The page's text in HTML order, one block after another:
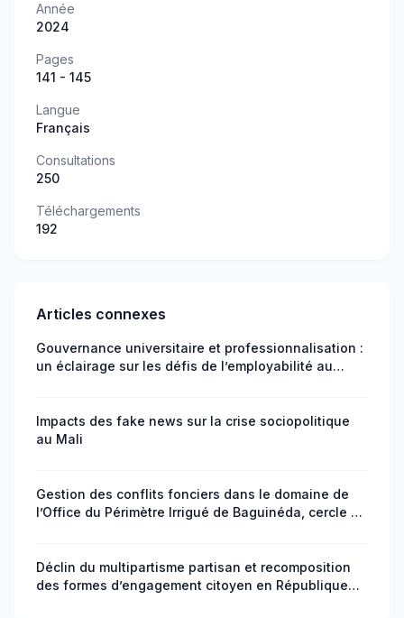
Année
2024
Pages
141 - 145
Langue
Français
Consultations
250
Téléchargements
192
Articles connexes
Gouvernance universitaire et professionnalisation :
un éclairage sur les défis de l’employabilité au
Impacts des fake news sur la crise sociopolitique
au Mali
Gestion des conflits fonciers dans le domaine de
l’Office du Périmètre Irrigué de Baguinéda, cercle de
Déclin du multipartisme partisan et recomposition
des formes d’engagement citoyen en République